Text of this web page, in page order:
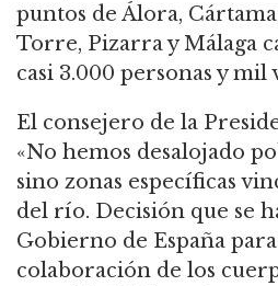
puntos de Álora,
Torre, Pizarra y Málaga
casi 3.000 personas y mil
El consejero de la
«No hemos desalojado
sino zonas específicas
del río. Decisión que se
Gobierno de España
colaboración de los